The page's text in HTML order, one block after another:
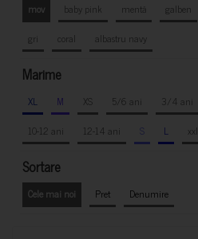
mov
baby pink mentă galben
gri
coral albastru navy
Marime
XL M XS 5/6 ani 3/4 ani
10-12 ani
12-14 ani S L xxl
Sortare
Cele mai noi Pret Denumire